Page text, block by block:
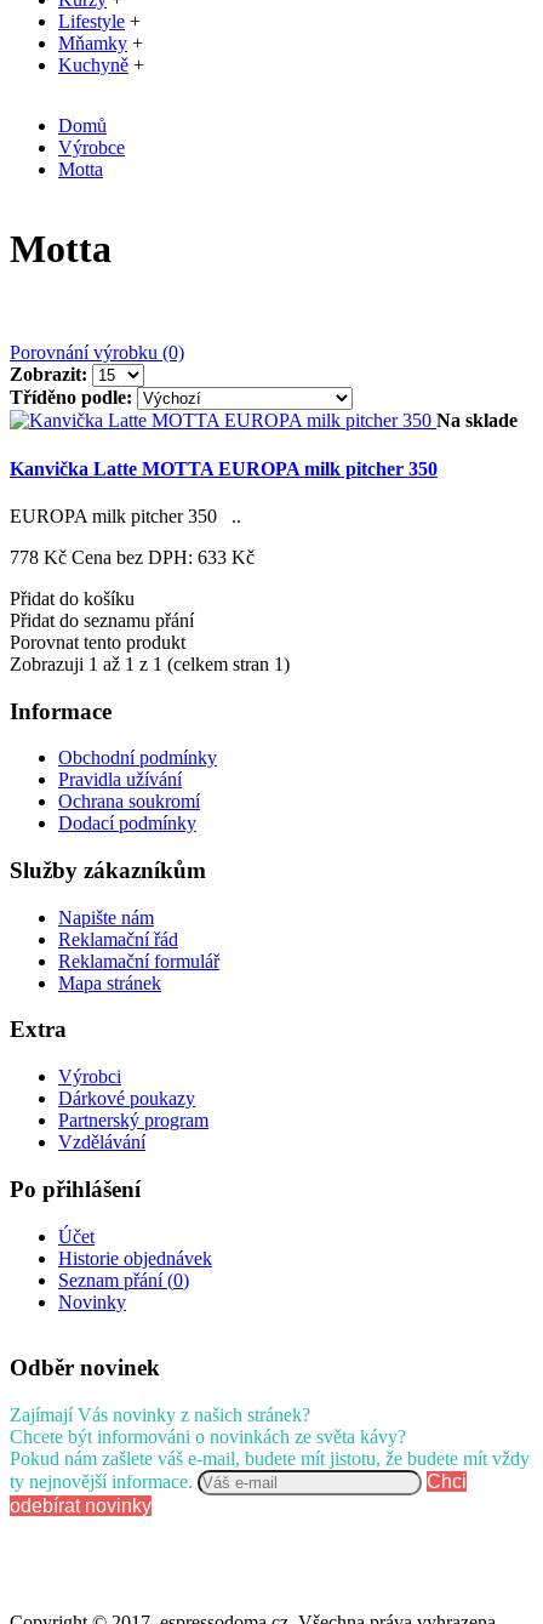
Lifestyle +
Mňamky +
Kuchyně +
Domů
Výrobce
Motta
Motta
Porovnání výrobku (0)
Zobrazit:
Tříděno podle:
Na sklade
Kanvička Latte MOTTA EUROPA milk pitcher 350
EUROPA milk pitcher 350 ..
778 Kč Cena bez DPH: 633 Kč
Přidat do košíku
Přidat do seznamu přání
Porovnat tento produkt
Zobrazuji 1 až 1 z 1 (celkem stran 1)
Informace
Obchodní podmínky
Pravidla užívání
Ochrana soukromí
Dodací podmínky
Služby zákazníkům
Napište nám
Reklamační řád
Reklamační formulář
Mapa stránek
Extra
Výrobci
Dárkové poukazy
Partnerský program
Vzdělávání
Po přihlášení
Účet
Historie objednávek
Seznam přání (0)
Novinky
Odběr novinek
Zajímají Vás novinky z našich stránek?
Chcete být informováni o novinkách ze světa kávy?
Pokud nám zašlete váš e-mail, budete mít jistotu, že budete mít vždy
ty nejnovější informace.
Chci
odebírat novinky